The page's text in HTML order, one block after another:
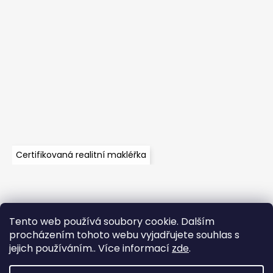
Tento web používá soubory cookie. Dalším
procházením tohoto webu vyjadřujete souhlas s
jejich používáním.. Více informací zde.
Certifikovaná realitní makléřka
Velkoobchod Časté dotazy Obchodní podmínky
Kontakt Vzorník mechů
Mechové stěny a zakázková výroba